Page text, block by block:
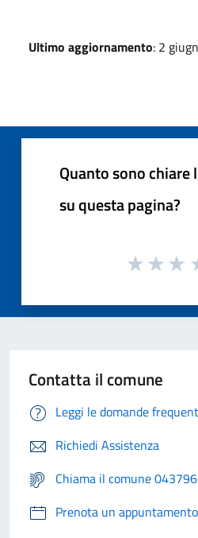
Ultimo aggiornamento: 2
Quanto sono
su questa pagina?
Contatta il comune
Leggi le domande
Richiedi Assistenza
Chiama il comune
Prenota un appuntamento